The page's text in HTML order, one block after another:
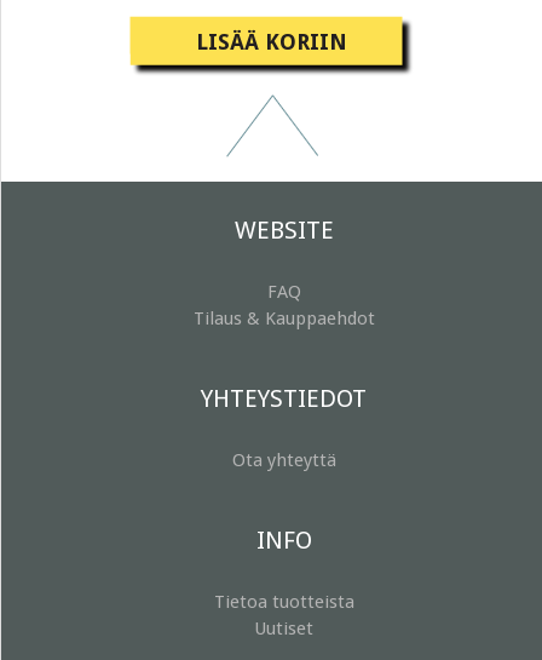
LISÄÄ KORIIN
WEBSITE
FAQ
Tilaus & Kauppaehdot
YHTEYSTIEDOT
Ota yhteyttä
INFO
Tietoa tuotteista
Uutiset